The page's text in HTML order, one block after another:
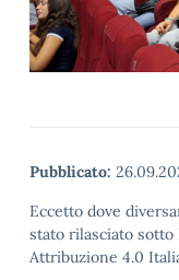
Pubblicato:
Eccetto dove
stato rilasciato sotto
Attribuzione 4.0